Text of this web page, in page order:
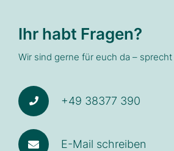
Ihr habt Fragen?
Wir sind gerne für euch da – sprecht
+49 38377 390
E-Mail schreiben